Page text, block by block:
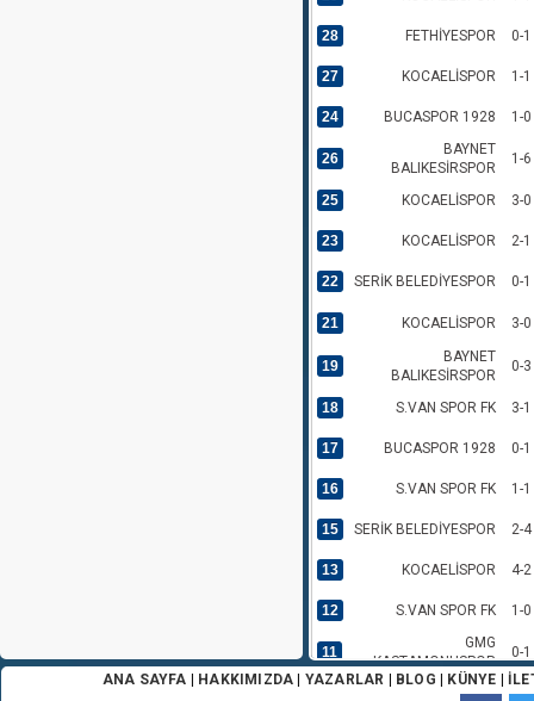
28 FETHİYESPOR 0-1
27 KOCAELİSPOR 1-1
24 BUCASPOR 1928 1-0
26
BAYNET
BALIKESİRSPOR
1-6
25 KOCAELİSPOR 3-0
23 KOCAELİSPOR 2-1
22 SERİK BELEDİYESPOR 0-1
21 KOCAELİSPOR 3-0
19
BAYNET
BALIKESİRSPOR
0-3
18 S.VAN SPOR FK 3-1
17 BUCASPOR 1928 0-1
16 S.VAN SPOR FK 1-1
15 SERİK BELEDİYESPOR 2-4
13 KOCAELİSPOR 4-2
12 S.VAN SPOR FK 1-0
11
GMG
KASTAMONUSPOR
0-1
S.VAN SPOR FK 1-1
ANA SAYFA HAKKIMIZDA YAZARLAR BLOG KÜNYE